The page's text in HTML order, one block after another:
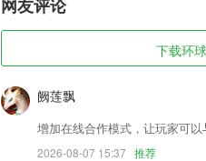
0.1换上漂亮的时装，绝对是耀眼的存
环球国际tv下载软件特色
1,养殖提醒，关键事项，自动提醒
2,参与网友讨论，热辣点评更精彩；
3,导游备考，以题带点，视频解析！
4,在接收区与发送区有两个多选框，用
网友评论
下载环
阙莲飘
增加在线合作模式，让玩家可以
2026-08-07 15:37 推荐